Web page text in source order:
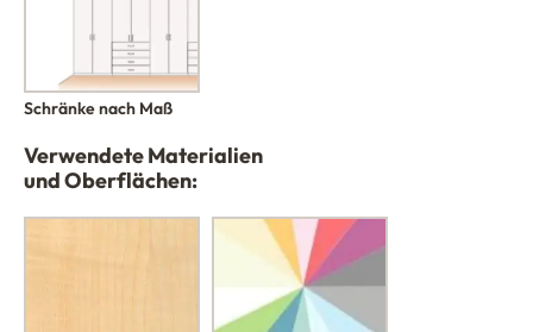
Schränke nach Maß
Verwendete Materialien
und Oberflächen: